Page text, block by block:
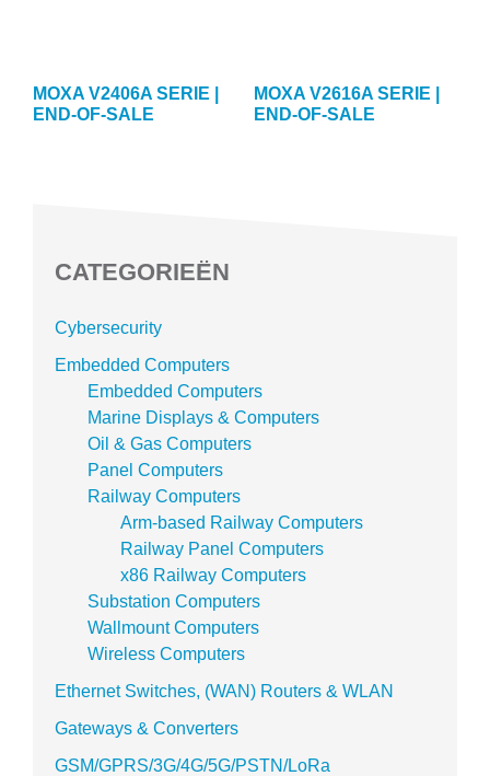
MOXA V2406A SERIE |
END-OF-SALE
MOXA V2616A SERIE |
END-OF-SALE
CATEGORIEËN
Cybersecurity
Embedded Computers
Embedded Computers
Marine Displays & Computers
Oil & Gas Computers
Panel Computers
Railway Computers
Arm-based Railway Computers
Railway Panel Computers
x86 Railway Computers
Substation Computers
Wallmount Computers
Wireless Computers
Ethernet Switches, (WAN) Routers & WLAN
Gateways & Converters
GSM/GPRS/3G/4G/5G/PSTN/LoRa